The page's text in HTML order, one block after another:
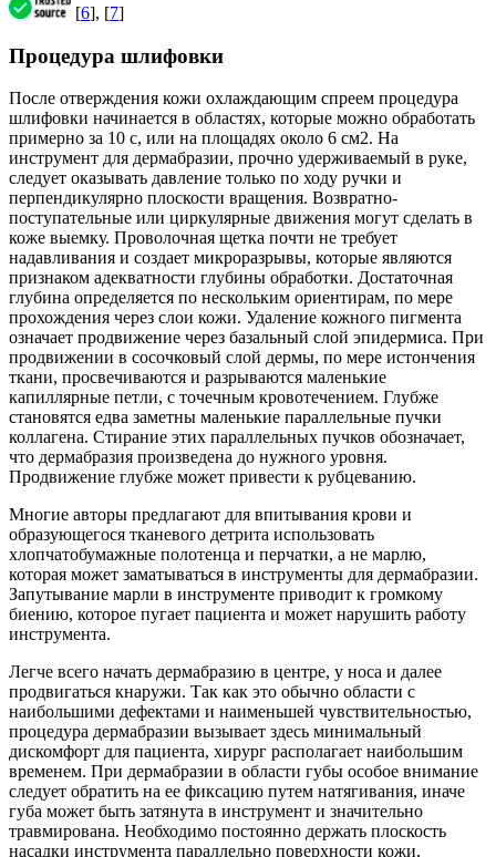
[6], [7]
Процедура шлифовки
После отверждения кожи охлаждающим спреем процедура
шлифовки начинается в областях, которые можно обработать
примерно за 10 с, или на площадях около 6 см2. На
инструмент для дермабразии, прочно удерживаемый в руке,
следует оказывать давление только по ходу ручки и
перпендикулярно плоскости вращения. Возвратно-
поступательные или циркулярные движения могут сделать в
коже выемку. Проволочная щетка почти не требует
надавливания и создает микроразрывы, которые являются
признаком адекватности глубины обработки. Достаточная
глубина определяется по нескольким ориентирам, по мере
прохождения через слои кожи. Удаление кожного пигмента
означает продвижение через базальный слой эпидермиса. При
продвижении в сосочковый слой дермы, по мере истончения
ткани, просвечиваются и разрываются маленькие
капиллярные петли, с точечным кровотечением. Глубже
становятся едва заметны маленькие параллельные пучки
коллагена. Стирание этих параллельных пучков обозначает,
что дермабразия произведена до нужного уровня.
Продвижение глубже может привести к рубцеванию.
Многие авторы предлагают для впитывания крови и
образующегося тканевого детрита использовать
хлопчатобумажные полотенца и перчатки, а не марлю,
которая может заматываться в инструменты для дермабразии.
Запутывание марли в инструменте приводит к громкому
биению, которое пугает пациента и может нарушить работу
инструмента.
Легче всего начать дермабразию в центре, у носа и далее
продвигаться кнаружи. Так как это обычно области с
наибольшими дефектами и наименьшей чувствительностью,
процедура дермабразии вызывает здесь минимальный
дискомфорт для пациента, хирург располагает наибольшим
временем. При дермабразии в области губы особое внимание
следует обратить на ее фиксацию путем натягивания, иначе
губа может быть затянута в инструмент и значительно
травмирована. Необходимо постоянно держать плоскость
насадки инструмента параллельно поверхности кожи,